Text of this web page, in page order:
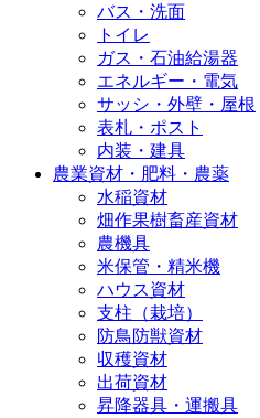
バス・洗面
トイレ
ガス・石油給湯器
エネルギー・電気
サッシ・外壁・屋根
表札・ポスト
内装・建具
農業資材・肥料・農薬
水稲資材
畑作果樹畜産資材
農機具
米保管・精米機
ハウス資材
支柱（栽培）
防鳥防獣資材
収穫資材
出荷資材
昇降器具・運搬具